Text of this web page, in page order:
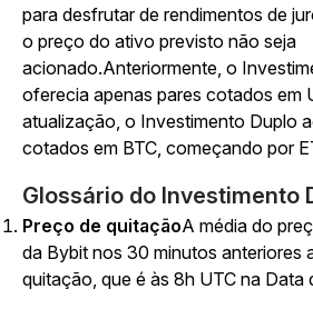
para desfrutar de rendimentos de
o preço do ativo previsto não seja
acionado.Anteriormente, o
oferecia apenas pares cotados em
atualização, o Investimento Duplo
cotados em BTC, começando por
Glossário do Investimento
Preço de quitaçãoA média do
da Bybit nos 30 minutos anteriores
quitação, que é às 8h UTC na Data